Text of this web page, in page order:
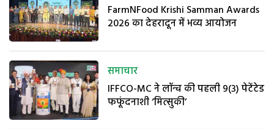
FarmNFood Krishi Samman Awards
2026 का देहरादून में भव्य आयोजन
समाचार
IFFCO-MC ने लॉन्च की पहली 9(3) पेटेंटेड
फफूंदनाशी ‘मित्सुकी’